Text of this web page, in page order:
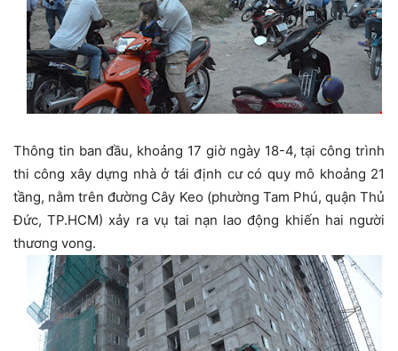
Thông tin ban đầu, khoảng 17 giờ ngày 18-4, tại công trình
thi công xây dựng nhà ở tái định cư có quy mô khoảng 21
tầng, nằm trên đường Cây Keo (phường Tam Phú, quận Thủ
Đức, TP.HCM) xảy ra vụ tai nạn lao động khiến hai người
thương vong.